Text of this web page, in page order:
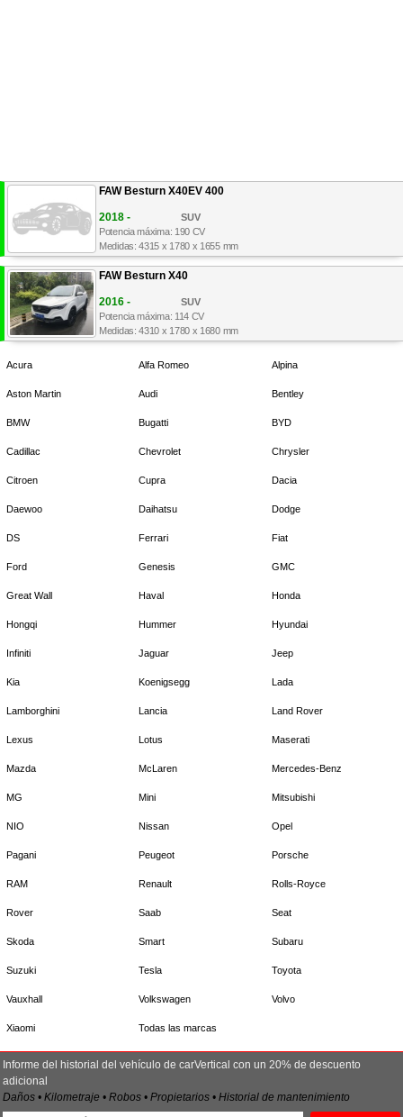
FAW Besturn X40EV 400
2018 -
SUV
Potencia máxima: 190 CV
Medidas: 4315 x 1780 x 1655 mm
FAW Besturn X40
2016 -
SUV
Potencia máxima: 114 CV
Medidas: 4310 x 1780 x 1680 mm
Acura Alfa Romeo Alpina
Aston Martin Audi Bentley
BMW Bugatti BYD
Cadillac Chevrolet Chrysler
Citroen Cupra Dacia
Daewoo Daihatsu Dodge
DS Ferrari Fiat
Ford Genesis GMC
Great Wall Haval Honda
Hongqi Hummer Hyundai
Infiniti Jaguar Jeep
Kia Koenigsegg Lada
Lamborghini Lancia Land Rover
Lexus Lotus Maserati
Mazda McLaren Mercedes-Benz
MG Mini Mitsubishi
NIO Nissan Opel
Pagani Peugeot Porsche
RAM Renault Rolls-Royce
Rover Saab Seat
Skoda Smart Subaru
Suzuki Tesla Toyota
Vauxhall Volkswagen Volvo
Xiaomi Todas las marcas
Informe del historial del vehículo de carVertical con un 20% de descuento
adicional
Daños • Kilometraje • Robos • Propietarios • Historial de mantenimiento